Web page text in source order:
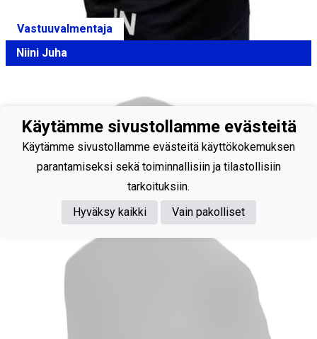
Vastuuvalmentaja
Niini Juha
Käytämme sivustollamme evästeitä
Käytämme sivustollamme evästeitä käyttökokemuksen
parantamiseksi sekä toiminnallisiin ja tilastollisiin
tarkoituksiin.
Hyväksy kaikki
Vain pakolliset